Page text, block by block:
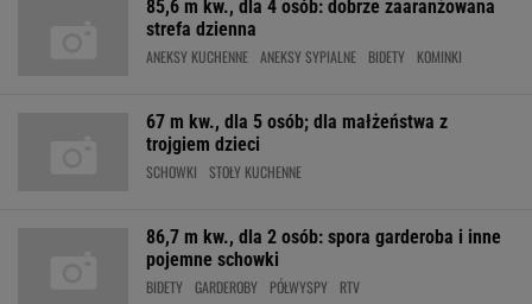
85,6 m kw., dla 4 osób: dobrze zaaranżowana
strefa dzienna
ANEKSY KUCHENNE ANEKSY SYPIALNE BIDETY KOMINKI
67 m kw., dla 5 osób; dla małżeństwa z
trojgiem dzieci
SCHOWKI STOŁY KUCHENNE
86,7 m kw., dla 2 osób: spora garderoba i inne
pojemne schowki
BIDETY GARDEROBY PÓŁWYSPY RTV